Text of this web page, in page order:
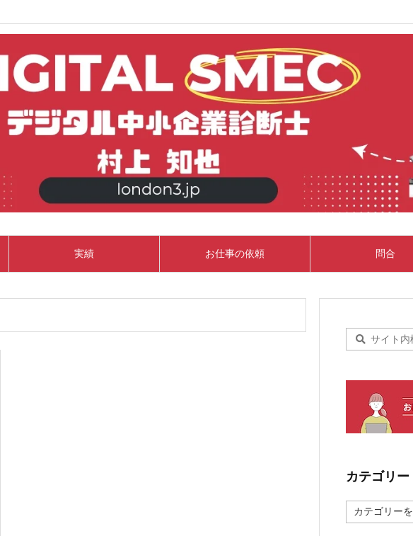
実績 お仕事の依頼 問合
カテゴリー
テ